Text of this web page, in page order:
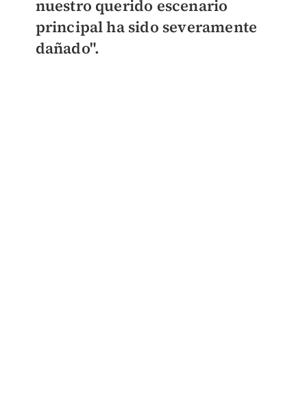
nuestro querido escenario
principal ha sido severamente
dañado".